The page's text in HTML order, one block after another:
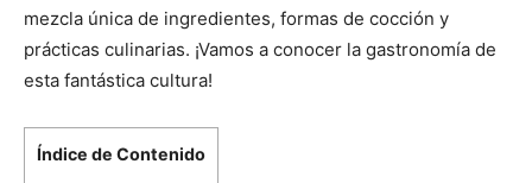
mezcla única de ingredientes, formas de cocción y
prácticas culinarias. ¡Vamos a conocer la gastronomía de
esta fantástica cultura!
Índice de Contenido